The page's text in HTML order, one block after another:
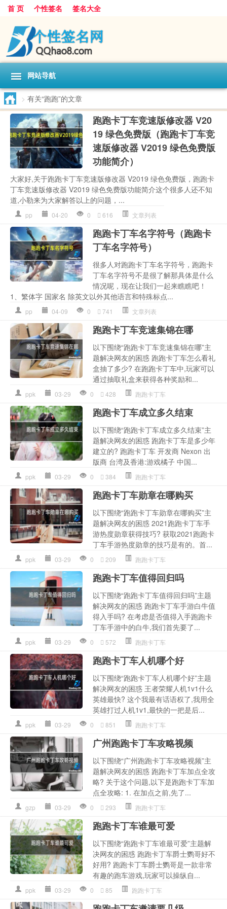
首 页 个性签名 签名大全
网站导航
> 有关“跑跑”的文章
跑跑卡丁车竞速版修改器 V20
19 绿色免费版（跑跑卡丁车竞
速版修改器 V2019 绿色免费版
功能简介）
大家好,关于跑跑卡丁车竞速版修改器 V2019 绿色免费版，跑跑卡
丁车竞速版修改器 V2019 绿色免费版功能简介这个很多人还不知
道,小勒来为大家解答以上的问题，...
pp 04-20 0 616 文章列表
跑跑卡丁车名字符号（跑跑卡
丁车名字符号）
很多人对跑跑卡丁车名字符号，跑跑卡
丁车名字符号不是很了解那具体是什么
情况呢，现在让我们一起来瞧瞧吧！
1、繁体字 国家名 除英文以外其他语言和特殊标点...
pp 04-09 0 741 文章列表
跑跑卡丁车竞速集锦在哪
以下围绕“跑跑卡丁车竞速集锦在哪”主
题解决网友的困惑 跑跑卡丁车怎么看礼
盒抽了多少? 在跑跑卡丁车中,玩家可以
通过抽取礼盒来获得各种奖励和...
ppk 03-29 0 428 跑跑卡丁车
跑跑卡丁车成立多久结束
以下围绕“跑跑卡丁车成立多久结束”主
题解决网友的困惑 跑跑卡丁车是多少年
建立的? 跑跑卡丁车 开发商 Nexon 出
版商 台湾及香港:游戏橘子 中国...
ppk 03-29 0 384 跑跑卡丁车
跑跑卡丁车勋章在哪购买
以下围绕“跑跑卡丁车勋章在哪购买”主
题解决网友的困惑 2021跑跑卡丁车手
游热度勋章获得技巧? 获取2021跑跑卡
丁车手游热度勋章的技巧是有的。首...
ppk 03-29 0 209 跑跑卡丁车
跑跑卡丁车值得回归吗
以下围绕“跑跑卡丁车值得回归吗”主题
解决网友的困惑 跑跑卡丁车手游白牛值
得入手吗? 在考虑是否值得入手跑跑卡
丁车手游中的白牛,我们首先要了...
ppk 03-29 0 572 跑跑卡丁车
跑跑卡丁车人机哪个好
以下围绕“跑跑卡丁车人机哪个好”主题
解决网友的困惑 王者荣耀人机1v1什么
英雄最快? 这个我最有话语权了,我用全
英雄打过人机1v1,最快的一把是后...
ppk 03-29 0 851 跑跑卡丁车
广州跑跑卡丁车攻略视频
以下围绕“广州跑跑卡丁车攻略视频”主
题解决网友的困惑 跑跑卡丁车加点全攻
略? 关于这个问题,以下是跑跑卡丁车加
点全攻略: 1. 在加点之前,先了...
gzp 03-29 0 293 跑跑卡丁车
跑跑卡丁车谁最可爱
以下围绕“跑跑卡丁车谁最可爱”主题解
决网友的困惑 跑跑卡丁车爵士鹦哥好不
好用? 跑跑卡丁车爵士鹦哥是一款非常
有趣的跑车游戏,玩家可以操纵自...
ppk 03-29 0 85 跑跑卡丁车